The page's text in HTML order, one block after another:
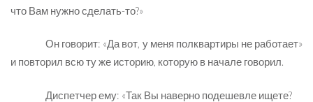
что Вам нужно сделать-то?»
Он говорит: «Да вот, у меня полквартиры не работает»
и повторил всю ту же историю, которую в начале говорил.
Диспетчер ему: «Так Вы наверно подешевле ищете?